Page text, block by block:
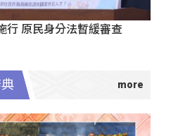
行 原民身分法暫緩審查